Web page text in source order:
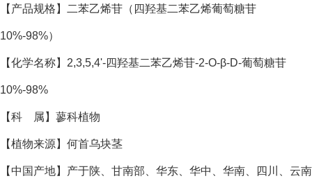
【产品规格】二苯乙烯苷（四羟基二苯乙烯葡萄糖苷
10%-98%）
【化学名称】2,3,5,4'-四羟基二苯乙烯苷-2-O-β-D-葡萄糖苷
10%-98%
【科 属】蓼科植物
【植物来源】何首乌块茎
【中国产地】产于陕、甘南部、华东、华中、华南、四川、云南